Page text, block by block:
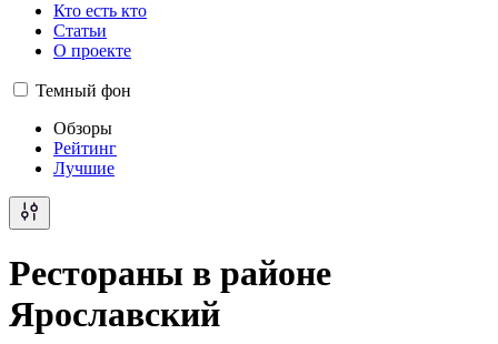
Кто есть кто
Статьи
О проекте
Темный фон
Обзоры
Рейтинг
Лучшие
Рестораны в районе
Ярославский